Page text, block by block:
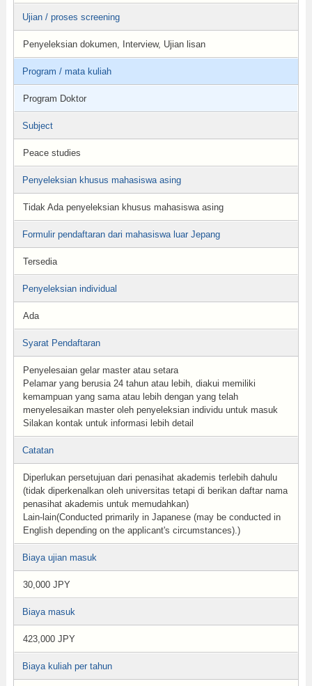
Ujian / proses screening
Penyeleksian dokumen, Interview, Ujian lisan
Program / mata kuliah
Program Doktor
Subject
Peace studies
Penyeleksian khusus mahasiswa asing
Tidak Ada penyeleksian khusus mahasiswa asing
Formulir pendaftaran dari mahasiswa luar Jepang
Tersedia
Penyeleksian individual
Ada
Syarat Pendaftaran
Penyelesaian gelar master atau setara
Pelamar yang berusia 24 tahun atau lebih, diakui memiliki
kemampuan yang sama atau lebih dengan yang telah
menyelesaikan master oleh penyeleksian individu untuk masuk
Silakan kontak untuk informasi lebih detail
Catatan
Diperlukan persetujuan dari penasihat akademis terlebih dahulu
(tidak diperkenalkan oleh universitas tetapi di berikan daftar nama
penasihat akademis untuk memudahkan)
Lain-lain(Conducted primarily in Japanese (may be conducted in
English depending on the applicant's circumstances).)
Biaya ujian masuk
30,000 JPY
Biaya masuk
423,000 JPY
Biaya kuliah per tahun